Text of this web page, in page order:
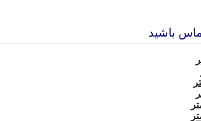
باشید